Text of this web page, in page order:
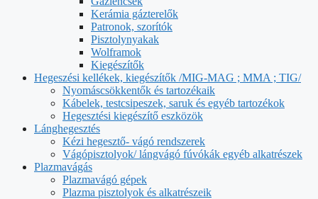
Kerámia gázterelők
Patronok, szorítók
Pisztolynyakak
Wolframok
Kiegészítők
Hegeszési kellékek, kiegészítők /MIG-MAG ; MMA ; TIG/
Nyomáscsökkentők és tartozékaik
Kábelek, testcsipeszek, saruk és egyéb tartozékok
Hegesztési kiegészítő eszközök
Lánghegesztés
Kézi hegesztő- vágó rendszerek
Vágópisztolyok/ lángvágó fúvókák egyéb alkatrészek
Plazmavágás
Plazmavágó gépek
Plazma pisztolyok és alkatrészeik